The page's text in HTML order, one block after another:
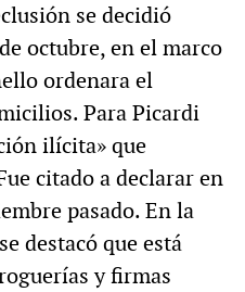
se decidió
octubre, en el marco
ordenara el
Para Picardi
ilícita» que
citado a declarar en
pasado. En la
destacó que está
y firmas